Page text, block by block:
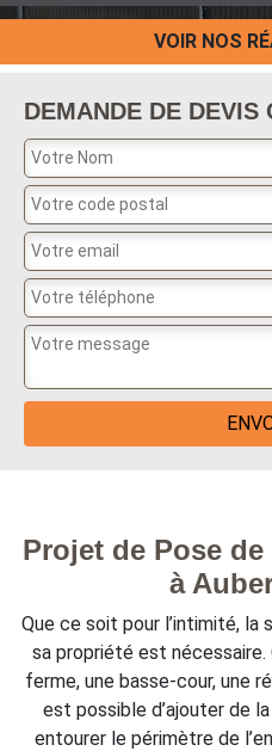
VOIR NOS
DEMANDE DE DEVIS
Projet de Pose
à
Que ce soit pour l’intimité,
sa propriété est nécessaire.
ferme, une basse-cour, une
est possible d’ajouter de
entourer le périmètre de